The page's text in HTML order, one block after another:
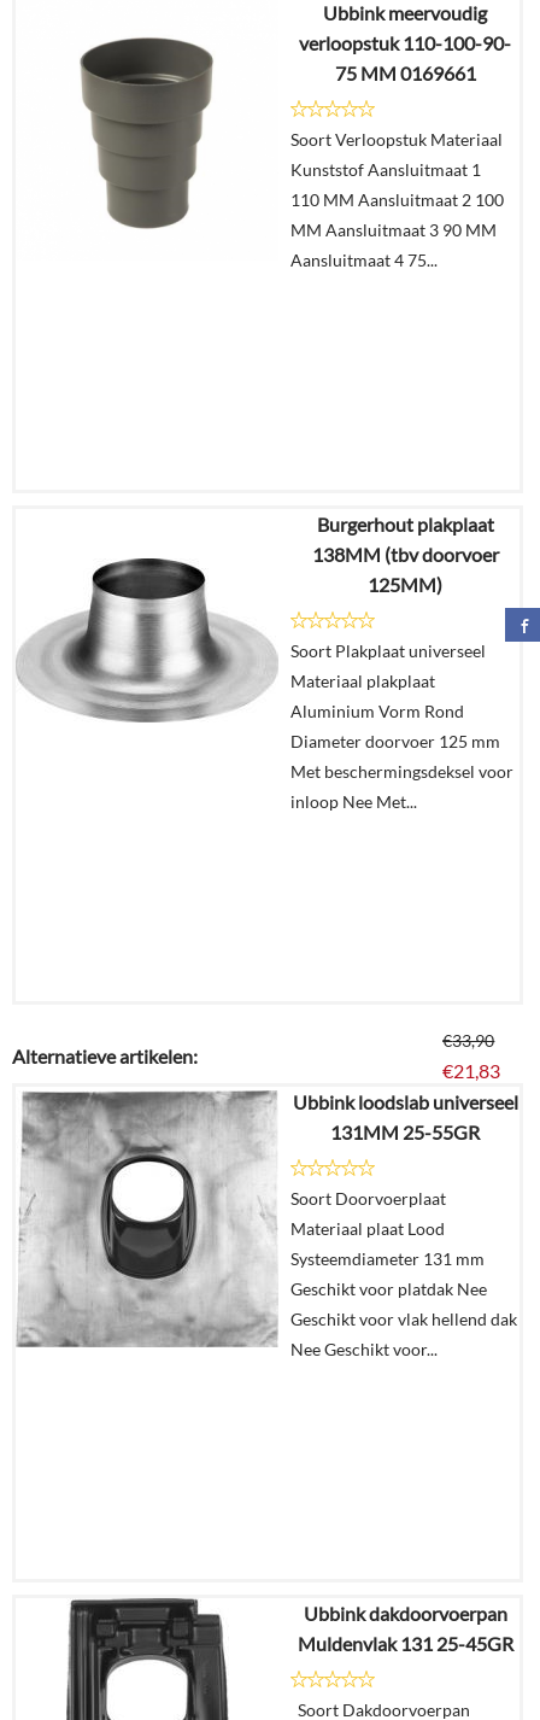
€10,87
€7,87
In
winkelmand
Ubbink meervoudig
verloopstuk 110-100-90-
75 MM 0169661
Soort Verloopstuk Materiaal
Kunststof Aansluitmaat 1
110 MM Aansluitmaat 2 100
MM Aansluitmaat 3 90 MM
Aansluitmaat 4 75...
€18,55
€15,06
winkelmand
Burgerhout plakplaat
138MM (tbv doorvoer
125MM)
Soort Plakplaat universeel
Materiaal plakplaat
Aluminium Vorm Rond
Diameter doorvoer 125 mm
Met beschermingsdeksel voor
inloop Nee Met...
€33,90
€21,83
Details
winkelmand
Alternatieve artikelen:
Ubbink loodslab universeel
131MM 25-55GR
Soort Doorvoerplaat
Materiaal plaat Lood
Systeemdiameter 131 mm
Geschikt voor platdak Nee
Geschikt voor vlak hellend dak
Nee Geschikt voor...
€66,07
€55,50
Ubbink dakdoorvoerpan
Muldenvlak 131 25-45GR
Soort Dakdoorvoerpan